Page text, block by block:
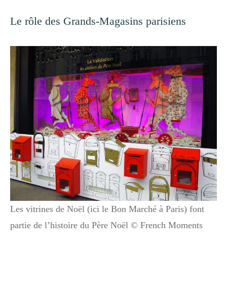
Le rôle des Grands-Magasins parisiens
Les vitrines de Noël (ici le Bon Marché à Paris) font
partie de l’histoire du Père Noël © French Moments